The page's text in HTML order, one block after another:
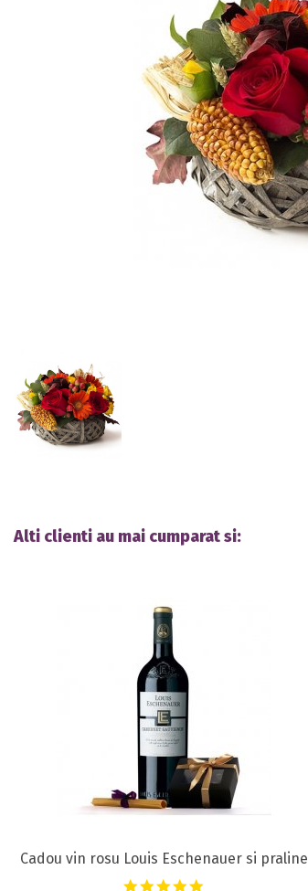
Alti clienti au mai cumparat si:
Cadou vin rosu Louis Eschenauer si praline